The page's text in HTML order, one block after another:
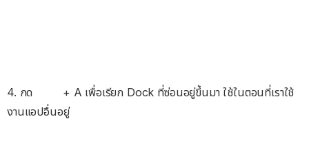
4. กด
+ A เพื่อเรียก Dock ที่ซ่อนอยู่ขึ้นมา ใช้ในตอนที่เราใช้
งานแอปอื่นอยู่